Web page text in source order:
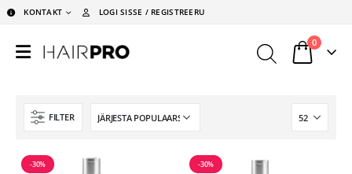
KONTAKT LOGI SISSE / REGISTREERU
0
FILTER
-30% -30%